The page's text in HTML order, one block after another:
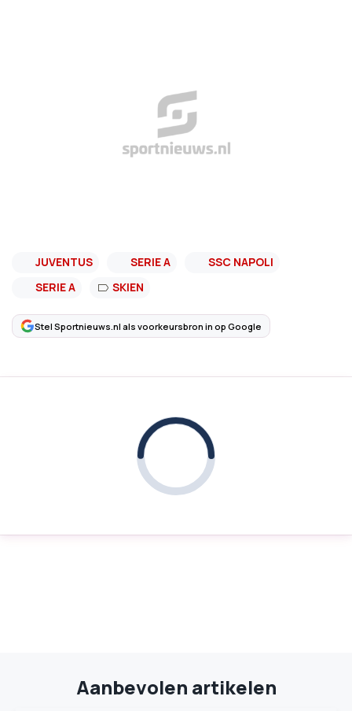
JUVENTUS SERIE A
SSC NAPOLI
SERIE A
SKIEN
Stel Sportnieuws.nl als voorkeursbron in op Google
Aanbevolen artikelen